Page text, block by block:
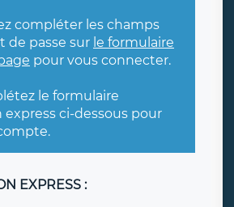
compléter les champs
de passe sur le formulaire
pour vous connecter.
le formulaire
ci-dessous pour
EXPRESS :